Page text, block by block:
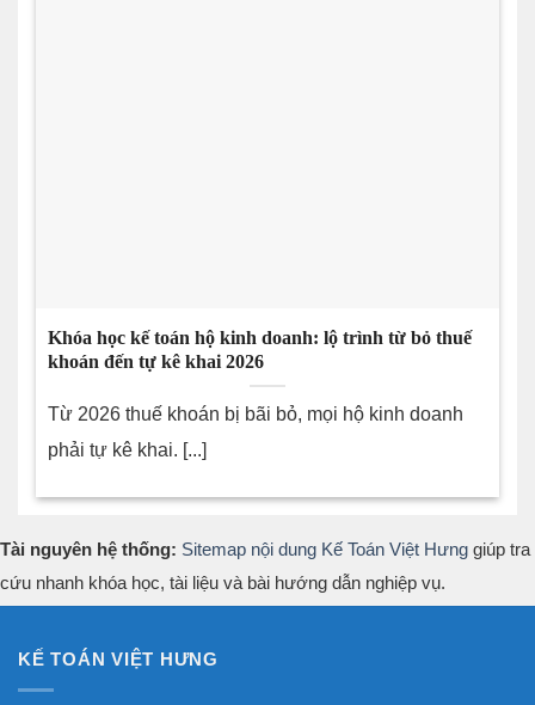
Khóa học kế toán hộ kinh doanh: lộ trình từ bỏ thuế
khoán đến tự kê khai 2026
Từ 2026 thuế khoán bị bãi bỏ, mọi hộ kinh doanh
phải tự kê khai. [...]
Tài nguyên hệ thống: Sitemap nội dung Kế Toán Việt Hưng giúp tra
cứu nhanh khóa học, tài liệu và bài hướng dẫn nghiệp vụ.
KẾ TOÁN VIỆT HƯNG